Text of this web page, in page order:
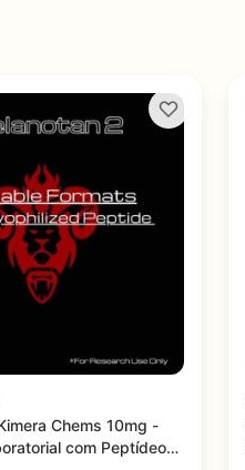
Chems 10mg -
com Peptídeos